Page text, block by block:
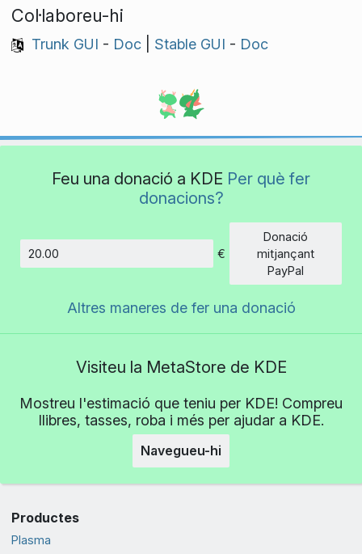
Col·laboreu-hi
Trunk GUI - Doc| Stable GUI - Doc
Feu una donació a KDE Per què fer
donacions?
€
Donació
mitjançant
PayPal
Altres maneres de fer una donació
Visiteu la MetaStore de KDE
Mostreu l'estimació que teniu per KDE! Compreu
llibres, tasses, roba i més per ajudar a KDE.
Navegueu-hi
Productes
Plasma